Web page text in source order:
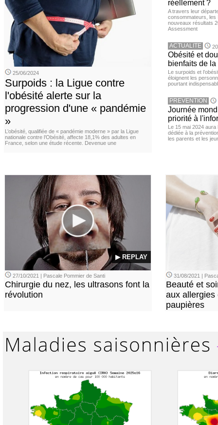
25/06/2024
Surpoids : la Ligue contre
l'obésité alerte sur la
progression d'une « pandémie
»
L’obésité, qualifiée de « pandémie moderne » par la Ligue
nationale contre l’Obésité, affecte 18,1% des adultes en
France, selon une étude récente. Devenue une
réellement ?
A travers leur
consommateurs, les
nouveaux résultats
Assessment
ACTUALITE
Obésité et
bienfaits de
Le surpoids et
éloignent les
pourtant
PREVENTION
Journée
priorité à
Le 15 mai 2024 aura
dédiée à la
les parents et les
▶ REPLAY
27/10/2021 | Pascale Pommier de Santi
Chirurgie du nez, les ultrasons font la
révolution
31/08/2021 |
Beauté et
aux allergies
paupières